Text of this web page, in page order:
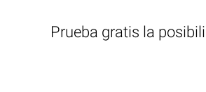
Prueba gratis la